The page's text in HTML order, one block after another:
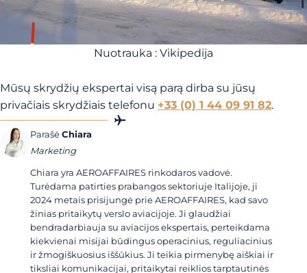
Nuotrauka : Vikipedija
Mūsų skrydžių ekspertai visą parą dirba su jūsų
privačiais skrydžiais telefonu +33 (0) 1 44 09 91 82.
ParašėChiara
Marketing
Chiara yra AEROAFFAIRES rinkodaros vadovė.
Turėdama patirties prabangos sektoriuje Italijoje, ji
2024 metais prisijungė prie AEROAFFAIRES, kad savo
žinias pritaikytų verslo aviacijoje. Ji glaudžiai
bendradarbiauja su aviacijos ekspertais, perteikdama
kiekvienai misijai būdingus operacinius, reguliacinius
ir žmogiškuosius iššūkius. Ji teikia pirmenybę aiškiai ir
tiksliai komunikacijai, pritaikytai reiklios tarptautinės